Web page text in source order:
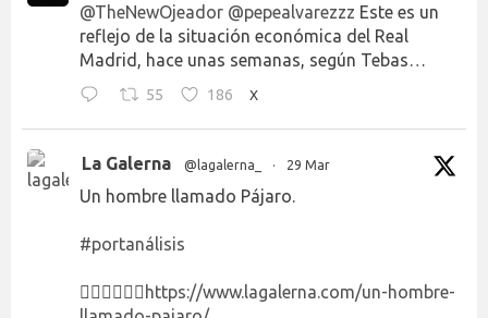
@TheNewOjeador @pepealvarezzz Este es un
reflejo de la situación económica del Real
Madrid, hace unas semanas, según Tebas…
55 186 X
La Galerna @lagalerna_ · 29 Mar
Un hombre llamado Pájaro.
#portanálisis
👉🏻👉🏻👉🏻 https://www.lagalerna.com/un-hombre-